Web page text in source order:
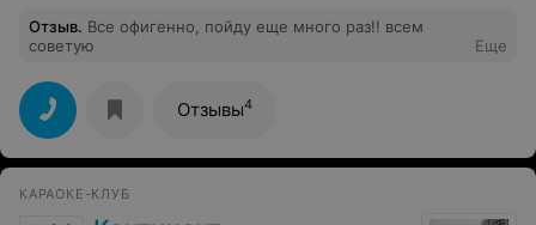
Отзыв. Все офигенно, пойду еще много раз!! всем
советую
Еще
Отзывы4
КАРАОКЕ-КЛУБ